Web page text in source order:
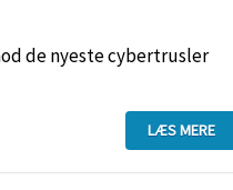
de nyeste cybertrusler
LÆS MERE